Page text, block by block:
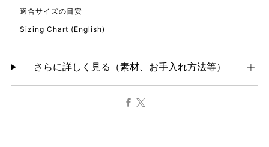
適合サイズの目安
Sizing Chart (English)
さらに詳しく見る（素材、お手入れ方法等）